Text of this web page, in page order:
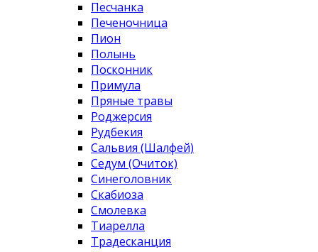
Песчанка
Печеночница
Пион
Полынь
Посконник
Примула
Пряные травы
Роджерсия
Рудбекия
Сальвия (Шалфей)
Седум (Очиток)
Синеголовник
Скабиоза
Смолевка
Тиарелла
Традесканция